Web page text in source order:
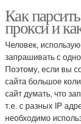
Как
прокси и
Человек,
запрашивать с
Поэтому, если вы
сайта большое
сайт думать, что
т.е. с разных IP
необходимо